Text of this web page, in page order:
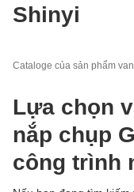
Shinyi
Cataloge của sản phẩm
Lựa chọn
nắp chụp
công trình